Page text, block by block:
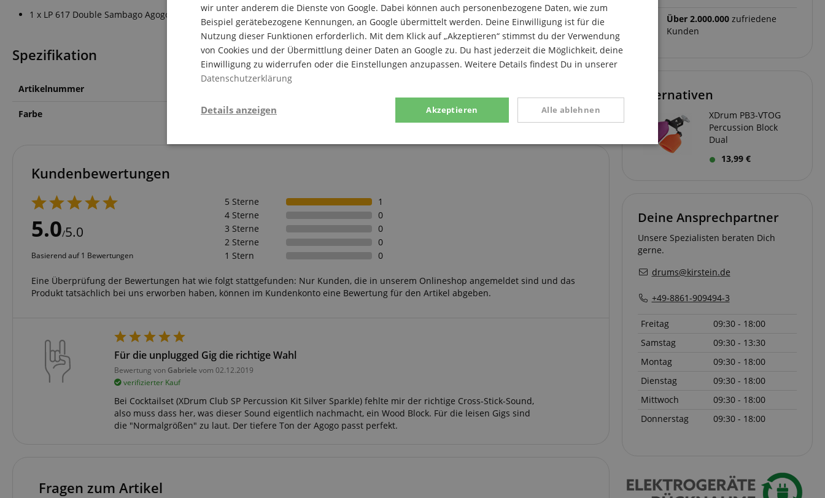
1 x LP 617 Double Sambago Agogo Bells montierbar
Spezifikation
Artikelnummer
Farbe Multicolor
Kundenbewertungen
5.0/5.0
Basierend auf 1 Bewertungen
5 Sterne
1
4 Sterne
0
3 Sterne
0
2 Sterne
0
1 Stern
0
Eine Überprüfung der Bewertungen hat wie folgt stattgefunden: Nur Kunden, die in unserem Onlineshop angemeldet sind und das
Produkt tatsächlich bei uns erworben haben, können im Kundenkonto eine Bewertung für den Artikel abgeben.
Für die unplugged Gig die richtige Wahl
Bewertung von Gabriele vom 02.12.2019
verifizierter Kauf
Bei Cocktailset (XDrum Club SP Percussion Kit Silver Sparkle) fehlte mir der richtige Cross-Stick-Sound,
also muss dass her, was dieser Sound eigentlich nachmacht, ein Wood Block. Für die leisen Gigs sind
die "Normalgrößen" zu laut. Der tiefere Ton der Agogo passt perfekt.
Fragen zum Artikel
Über 2.000.000 zufriedene
Kunden
Alternativen
XDrum PB3-VTOG
Percussion Block
Dual
13,99 €
Deine Ansprechpartner
Unsere Spezialisten beraten Dich
gerne.
drums@kirstein.de
+49-8861-909494-3
Freitag
09:30 - 18:00
Samstag
09:30 - 13:30
Montag
09:30 - 18:00
Dienstag
09:30 - 18:00
Mittwoch
09:30 - 18:00
Donnerstag
09:30 - 18:00
DUTCH
ITALIAN
SPANISH
wir unter anderem die Dienste von Google. Dabei können auch personenbezogene Daten, wie zum
Beispiel gerätebezogene Kennungen, an Google übermittelt werden. Deine Einwilligung ist für die
Nutzung dieser Funktionen erforderlich. Mit dem Klick auf „Akzeptieren“ stimmst du der Verwendung
von Cookies und der Übermittlung deiner Daten an Google zu. Du hast jederzeit die Möglichkeit, deine
Einwilligung zu widerrufen oder die Einstellungen anzupassen. Weitere Details findest Du in unserer
Datenschutzerklärung
Akzeptieren Alle ablehnen
Details anzeigen
Statistik Marketing Funktional
Statistik
Statistik-Cookies werden verwendet, um zu sehen, wie Besucher die Website nutzen, z.B. Analyse-Cookies. Diese Cookies können
vid-
91347
Google-Datenschutzerklärung